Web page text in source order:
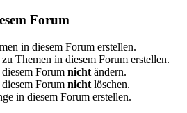
Forum
in diesem Forum erstellen.
Themen in diesem Forum erstellen.
Forum nicht ändern.
Forum nicht löschen.
in diesem Forum erstellen.